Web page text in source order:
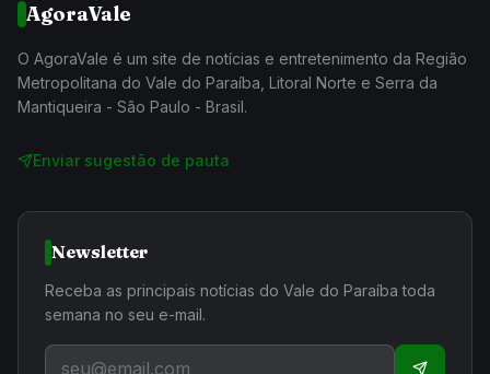
AgoraVale
O AgoraVale é um site de notícias e entretenimento da Região
Metropolitana do Vale do Paraíba, Litoral Norte e Serra da
Mantiqueira - São Paulo - Brasil.
Enviar sugestão de pauta
Newsletter
Receba as principais notícias do Vale do Paraíba toda
semana no seu e-mail.